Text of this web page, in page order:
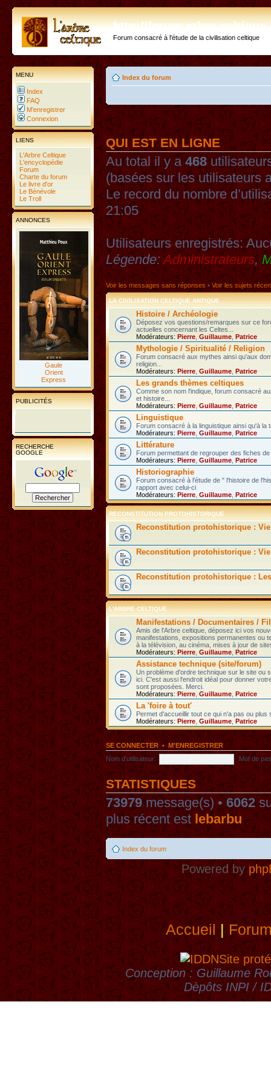
http://forum.arbre-
Forum consacré à l'étude de la civilisation celtique
MENU
Index
FAQ
M’enregistrer
Connexion
LIENS
L'Arbre Celtique
L'encyclopédie
Forum
Charte du forum
Le livre d'or
Le Bénévole
Le Troll
ANNONCES
Gaule
Orient
Express
PUBLICITÉS
RECHERCHE
GOOGLE
Index du forum
QUI EST EN LIGNE
Au total il y a468
(basées sur les utilisateurs
Le record du nombre
21:05
Utilisateurs enregistrés:
Légende:Administrateurs,
Voir les messages sans réponses•Voir les sujets
LA CIVILISATION CELTIQUE ANTIQUE
Histoire / Archéologie
Déposez vos questions/remarques sur ce
actuelles concernant les Celtes...
Modérateurs: Pierre Guillaume Patrice
Mythologie / Spiritualité / Religion
Forum consacré aux mythes ainsi qu'aux
religion...
Modérateurs: Pierre Guillaume Patrice
Les grands thèmes celtiques
Comme son nom l'indique, forum consacré
et histoire...
Modérateurs: Pierre Guillaume Patrice
Linguistique
Forum consacré à la linguistique ainsi qu'à la
Modérateurs: Pierre Guillaume Patrice
Littérature
Forum permettant de regrouper des fiches
Modérateurs: Pierre Guillaume Patrice
Historiographie
Forum consacré à l'étude de " l'histoire de
rapport avec celui-ci
Modérateurs: Pierre Guillaume Patrice
RECONSTITUTION PROTOHISTORIQUE
Reconstitution protohistorique :
Reconstitution protohistorique :
Reconstitution protohistorique :
L'ARBRE CELTIQUE
Manifestations / Documentaires /
Amis de l'Arbre celtique, déposez ici vos
manifestations, expositions permanentes ou
à la télévision, au cinéma, mises à jour de
Modérateurs: Pierre Guillaume Patrice
Assistance technique (site/forum)
Un problème d'ordre technique sur le site ou
ici. C'est aussi l'endroit idéal pour donner
sont proposées. Merci.
Modérateurs: Pierre Guillaume Patrice
La 'foire à tout'
Permet d'accueillir tout ce qui n'a pas ou
Modérateurs: Pierre Guillaume Patrice
SE CONNECTER•M’ENREGISTRER
Nom d’utilisateur:
Mot de
STATISTIQUES
73979message(s) •6062
plus récent estlebarbu
Index du forum
Powered by
Accueil|
Site
Conception : Guillaume
Dèpôts INPI /